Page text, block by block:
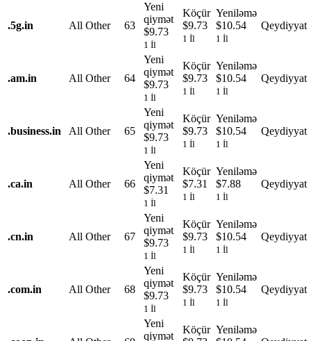
.5g.in All Other 63
Yeni
qiymət
$9.73
1 İl
Köçür
$9.73
1 İl
Yeniləmə
$10.54
1 İl
Qeydiyyat
.am.in All Other 64
Yeni
qiymət
$9.73
1 İl
Köçür
$9.73
1 İl
Yeniləmə
$10.54
1 İl
Qeydiyyat
.business.in All Other 65
Yeni
qiymət
$9.73
1 İl
Köçür
$9.73
1 İl
Yeniləmə
$10.54
1 İl
Qeydiyyat
.ca.in All Other 66
Yeni
qiymət
$7.31
1 İl
Köçür
$7.31
1 İl
Yeniləmə
$7.88
1 İl
Qeydiyyat
.cn.in All Other 67
Yeni
qiymət
$9.73
1 İl
Köçür
$9.73
1 İl
Yeniləmə
$10.54
1 İl
Qeydiyyat
.com.in All Other 68
Yeni
qiymət
$9.73
1 İl
Köçür
$9.73
1 İl
Yeniləmə
$10.54
1 İl
Qeydiyyat
Yeni
qiymət
Köçür Yeniləmə